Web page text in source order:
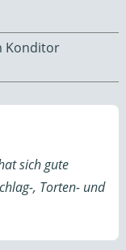
Konditor
sich gute
, Torten- und